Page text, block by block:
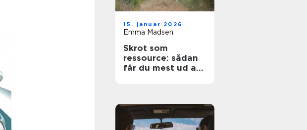
15. januar 2026
Emma Madsen
Skrot som
ressource: sådan
får du mest ud af